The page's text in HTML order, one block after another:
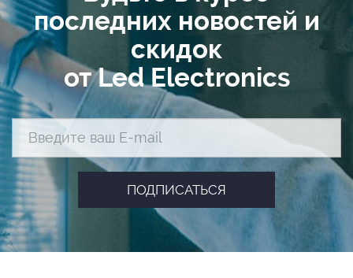
последних новостей и
скидок
от Led Electronics